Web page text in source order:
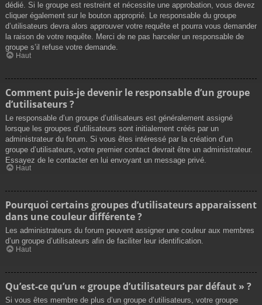
dédié. Si le groupe est restreint et nécessite une approbation, vous devez
cliquer également sur le bouton approprié. Le responsable du groupe
d’utilisateurs devra alors approuver votre requête et pourra vous demander
la raison de votre requête. Merci de ne pas harceler un responsable de
groupe s’il refuse votre demande.
Haut
Comment puis-je devenir le responsable d’un groupe
d’utilisateurs ?
Le responsable d’un groupe d’utilisateurs est généralement assigné
lorsque les groupes d’utilisateurs sont initialement créés par un
administrateur du forum. Si vous êtes intéressé par la création d’un
groupe d’utilisateurs, votre premier contact devrait être un administrateur.
Essayez de le contacter en lui envoyant un message privé.
Haut
Pourquoi certains groupes d’utilisateurs apparaissent
dans une couleur différente ?
Les administrateurs du forum peuvent assigner une couleur aux membres
d’un groupe d’utilisateurs afin de faciliter leur identification.
Haut
Qu’est-ce qu’un « groupe d’utilisateurs par défaut » ?
Si vous êtes membre de plus d’un groupe d’utilisateurs, votre groupe